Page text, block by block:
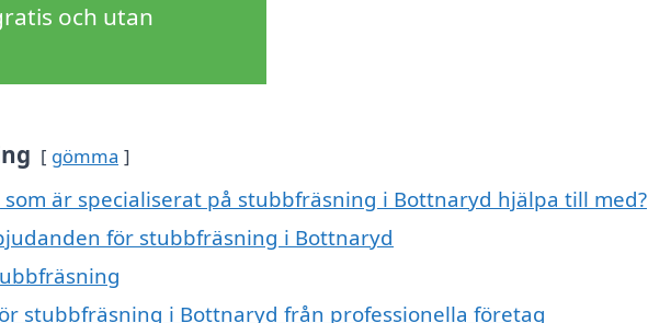
och utan
gömma
är specialiserat på stubbfräsning i Bottnaryd hjälpa till med?
för stubbfräsning i Bottnaryd
stubbfräsning i Bottnaryd från professionella företag